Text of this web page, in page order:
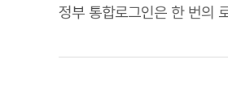
정부 통합로그인은 한 번의